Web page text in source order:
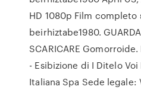
HD 1080p Film completo
beirhiztabe1980.
SCARICARE
- Esibizione di I Ditelo
Italiana Spa Sede legale: